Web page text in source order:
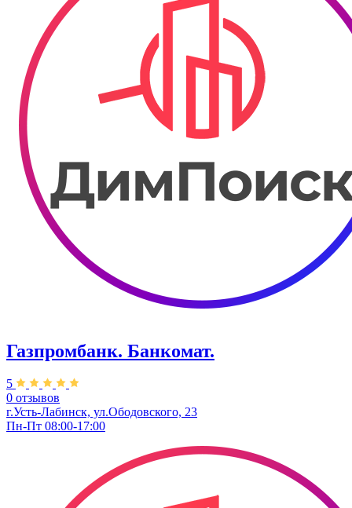
Газпромбанк. Банкомат.
5
0 отзывов
г.Усть-Лабинск, ул.​Ободовского, 23
Пн-Пт 08:00-17:00